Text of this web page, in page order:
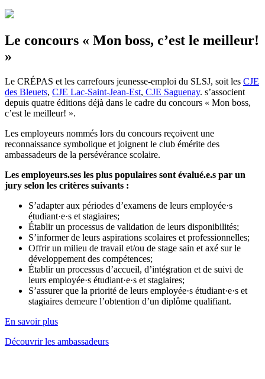
Le concours « Mon boss, c’est le meilleur!
»
Le CRÉPAS et les carrefours jeunesse-emploi du SLSJ, soit les CJE
des Bleuets, CJE Lac-Saint-Jean-Est, CJE Saguenay. s’associent
depuis quatre éditions déjà dans le cadre du concours « Mon boss,
c’est le meilleur! ».
Les employeurs nommés lors du concours reçoivent une
reconnaissance symbolique et joignent le club émérite des
ambassadeurs de la persévérance scolaire.
Les employeurs.ses les plus populaires sont évalué.e.s par un
jury selon les critères suivants :
S’adapter aux périodes d’examens de leurs employée·s
étudiant·e·s et stagiaires;
Établir un processus de validation de leurs disponibilités;
S’informer de leurs aspirations scolaires et professionnelles;
Offrir un milieu de travail et/ou de stage sain et axé sur le
développement des compétences;
Établir un processus d’accueil, d’intégration et de suivi de
leurs employée·s étudiant·e·s et stagiaires;
S’assurer que la priorité de leurs employée·s étudiant·e·s et
stagiaires demeure l’obtention d’un diplôme qualifiant.
En savoir plus
Découvrir les ambassadeurs